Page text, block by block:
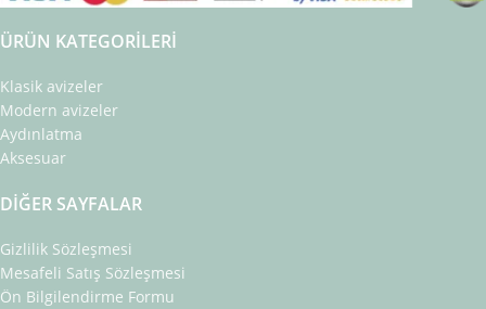
ÜRÜN KATEGORILERI
Klasik avizeler
Modern avizeler
Aydınlatma
Aksesuar
DIĞER SAYFALAR
Gizlilik Sözleşmesi
Mesafeli Satış Sözleşmesi
Ön Bilgilendirme Formu